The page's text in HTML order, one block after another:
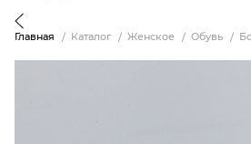
Главная Каталог Женское Обувь